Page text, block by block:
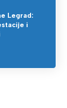
Legrad:
i